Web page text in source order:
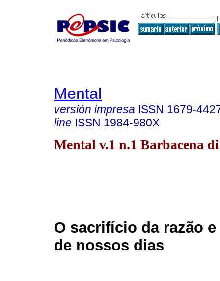
Mental
versión impresa ISSN 1679-
line ISSN 1984-980X
Mental v.1 n.1 Barbacena
O sacrifício da razão
de nossos dias